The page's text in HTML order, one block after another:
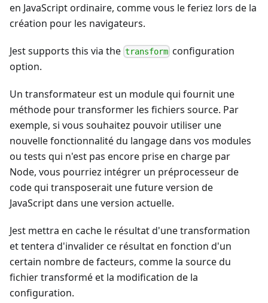
en JavaScript ordinaire, comme vous le feriez lors de la
création pour les navigateurs.
Jest supports this via the transform configuration
option.
Un transformateur est un module qui fournit une
méthode pour transformer les fichiers source. Par
exemple, si vous souhaitez pouvoir utiliser une
nouvelle fonctionnalité du langage dans vos modules
ou tests qui n'est pas encore prise en charge par
Node, vous pourriez intégrer un préprocesseur de
code qui transposerait une future version de
JavaScript dans une version actuelle.
Jest mettra en cache le résultat d'une transformation
et tentera d'invalider ce résultat en fonction d'un
certain nombre de facteurs, comme la source du
fichier transformé et la modification de la
configuration.